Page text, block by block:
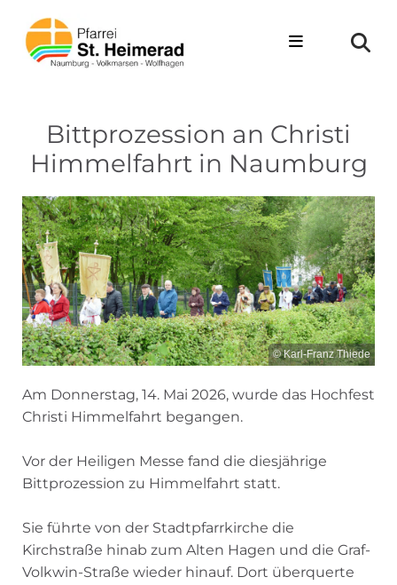
Bittprozession an Christi
Himmelfahrt in Naumburg
© Karl-Franz Thiede
Am Donnerstag, 14. Mai 2026, wurde das Hochfest
Christi Himmelfahrt begangen.
Vor der Heiligen Messe fand die diesjährige
Bittprozession zu Himmelfahrt statt.
Sie führte von der Stadtpfarrkirche die
Kirchstraße hinab zum Alten Hagen und die Graf-
Volkwin-Straße wieder hinauf. Dort überquerte